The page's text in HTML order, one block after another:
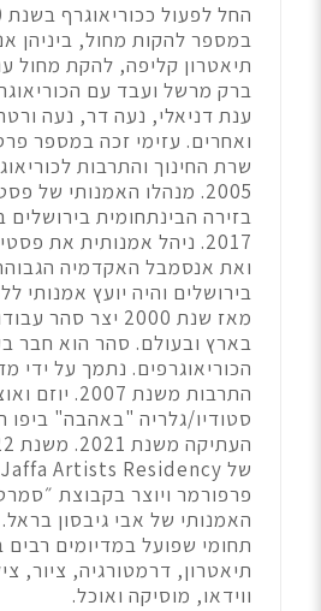
במספר להקות מחול, ביניהן
תיאטרון קליפה, להקת מחול
ברק מרשל ועבד עם
ענת דניאלי, נעה דר, נעה
ואחרים. עזימי זכה במספר
שרת החינוך והתרבות
2005. מנהלו האמנותי של
2017. ניהל אמנותית את
ואת אנסמבל האקדמיה
בירושלים והיה יועץ אמנותי
מאז שנת 2000 יצר
בארץ ובעולם. סהר הוא חבר
הכוריאוגרפים. נתמך על ידי
התרבות משנת 2007.
סטודיו/גלריה "באהבה" ביפו
פרפורמר ויוצר בקבוצת
האמנותי של אבי גיבסון
תחומי שפועל במדיומים רבים
תיאטרון, דרמטורגיה, ציור,
ווידאו, מוסיקה ואוכל.